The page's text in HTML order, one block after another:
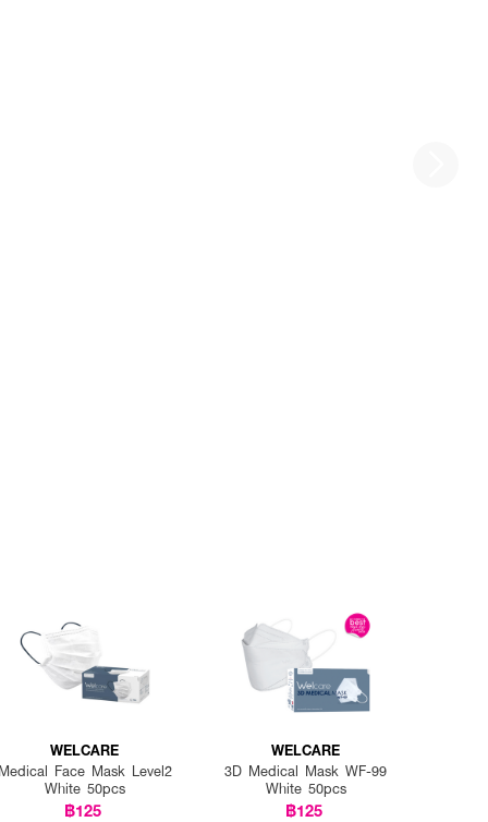
WELCARE
Medical Face Mask Level2
White 50pcs
฿125
WELCARE
3D Medical Mask WF-99
White 50pcs
฿125